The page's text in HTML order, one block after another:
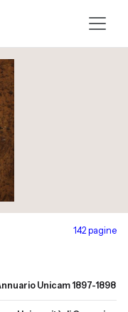
142 pagine
Unicam 1897-1898